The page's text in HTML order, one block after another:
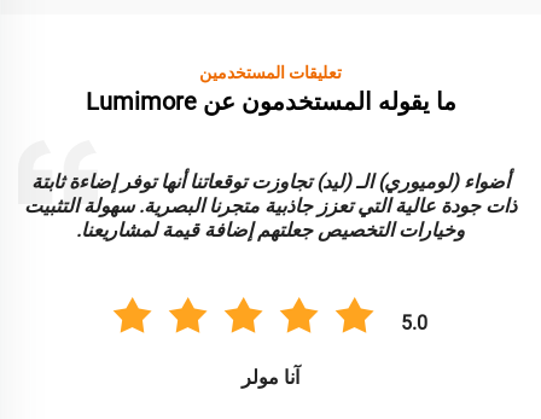
تعليقات المستخدمين
ما يقوله المستخدمون عن Lumimore
أضواء (لوميوري) الـ (ليد) تجاوزت توقعاتنا أنها توفر إضاءة ثابتة
ذات جودة عالية التي تعزز جاذبية متجرنا البصرية. سهولة التثبيت
وخيارات التخصيص جعلتهم إضافة قيمة لمشاريعنا.
5.0
آنا مولر